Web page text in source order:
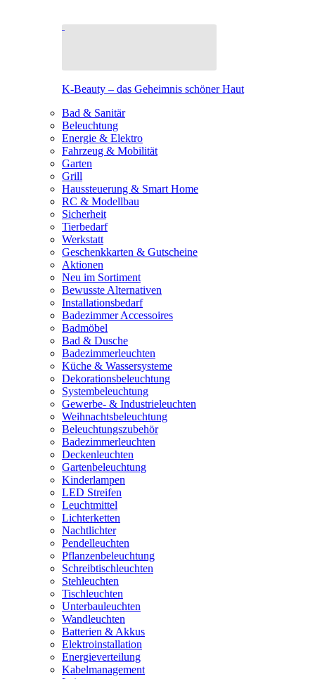
K-Beauty – das Geheimnis schöner Haut
Bad & Sanitär
Beleuchtung
Energie & Elektro
Fahrzeug & Mobilität
Garten
Grill
Haussteuerung & Smart Home
RC & Modellbau
Sicherheit
Tierbedarf
Werkstatt
Geschenkkarten & Gutscheine
Aktionen
Neu im Sortiment
Bewusste Alternativen
Installationsbedarf
Badezimmer Accessoires
Badmöbel
Bad & Dusche
Badezimmerleuchten
Küche & Wassersysteme
Dekorationsbeleuchtung
Systembeleuchtung
Gewerbe- & Industrieleuchten
Weihnachtsbeleuchtung
Beleuchtungszubehör
Badezimmerleuchten
Deckenleuchten
Gartenbeleuchtung
Kinderlampen
LED Streifen
Leuchtmittel
Lichterketten
Nachtlichter
Pendelleuchten
Pflanzenbeleuchtung
Schreibtischleuchten
Stehleuchten
Tischleuchten
Unterbauleuchten
Wandleuchten
Batterien & Akkus
Elektroinstallation
Energieverteilung
Kabelmanagement